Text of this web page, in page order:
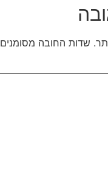
שדות החובה מסומנים